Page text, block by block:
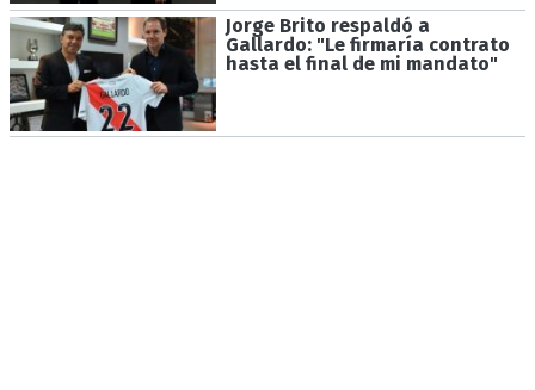
Jorge Brito respaldó a
Gallardo: "Le firmaría contrato
hasta el final de mi mandato"